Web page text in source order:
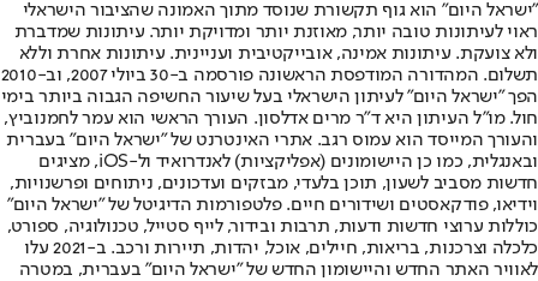
"ישראל היום" הוא גוף תקשורת שנוסד מתוך האמונה שהציבור הישראלי
ראוי לעיתונות טובה יותר, מאוזנת יותר ומדויקת יותר. עיתונות שמדברת
ולא צועקת. עיתונות אמינה, אובייקטיבית ועניינית. עיתונות אחרת וללא
תשלום. המהדורה המודפסת הראשונה פורסמה ב-30 ביולי 2007, וב-2010
הפך "ישראל היום" לעיתון הישראלי בעל שיעור החשיפה הגבוה ביותר בימי
חול. מו"ל העיתון היא ד"ר מרים אדלסון. העורך הראשי הוא עמר לחמנוביץ,
והעורך המייסד הוא עמוס רגב. אתרי האינטרנט של "ישראל היום" בעברית
ובאנגלית, כמו כן היישומונים (אפליקציות) לאנדרואיד ול-iOS, מציגים
חדשות מסביב לשעון, תוכן בלעדי, מבזקים ועדכונים, ניתוחים ופרשנויות,
וידיאו, פודקאסטים ושידורים חיים. פלטפורמות הדיגיטל של "ישראל היום"
כוללות ערוצי חדשות ודעות, תרבות ובידור, לייף סטייל, טכנולוגיה, ספורט,
כלכלה וצרכנות, בריאות, חיילים, אוכל, יהדות, תיירות ורכב. ב-2021 עלו
לאוויר האתר החדש והיישומון החדש של "ישראל היום" בעברית, במטרה